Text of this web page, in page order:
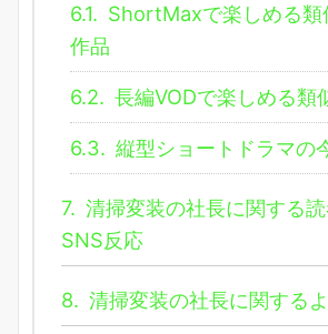
6.1. ShortMaxで楽しめる類
作品
6.2. 長編VODで楽しめる類
6.3. 縦型ショートドラマの
7. 清掃変装の社長に関する読
SNS反応
8. 清掃変装の社長に関する